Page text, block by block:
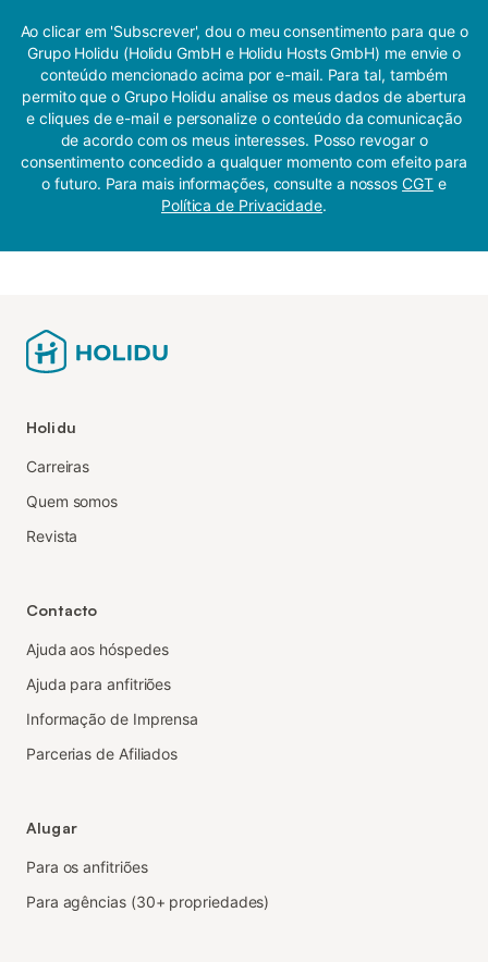
Ao clicar em 'Subscrever', dou o meu consentimento para que o
Grupo Holidu (Holidu GmbH e Holidu Hosts GmbH) me envie o
conteúdo mencionado acima por e-mail. Para tal, também
permito que o Grupo Holidu analise os meus dados de abertura
e cliques de e-mail e personalize o conteúdo da comunicação
de acordo com os meus interesses. Posso revogar o
consentimento concedido a qualquer momento com efeito para
o futuro. Para mais informações, consulte a nossosCGTe
Política de Privacidade.
Holidu
Carreiras
Quem somos
Revista
Contacto
Ajuda aos hóspedes
Ajuda para anfitriões
Informação de Imprensa
Parcerias de Afiliados
Alugar
Para os anfitriões
Para agências (30+ propriedades)